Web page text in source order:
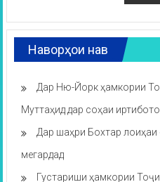
Наворҳои нав
Дар Ню-Йорк ҳамкории
Муттаҳид дар соҳаи
Дар шаҳри Бохтар лоиҳаи
мегардад
Густариши ҳамкории